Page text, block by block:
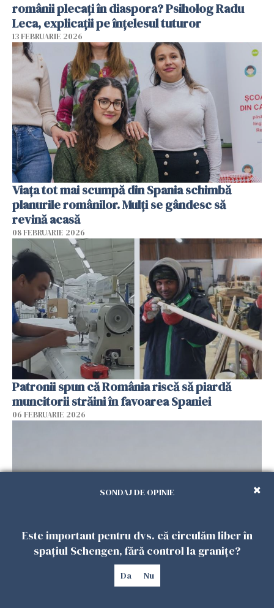
românii plecați în diaspora? Psiholog Radu
Leca, explicații pe înțelesul tuturor
13 FEBRUARIE 2026
Viața tot mai scumpă din Spania schimbă
planurile românilor. Mulți se gândesc să
revină acasă
08 FEBRUARIE 2026
Patronii spun că România riscă să piardă
muncitorii străini în favoarea Spaniei
06 FEBRUARIE 2026
Muncitori români exploatați de clanul „Muti”
în Spania: 17 arestări în urma unui raid al
SONDAJ DE OPINIE
Este important pentru dvs. că circulăm liber în
spațiul Schengen, fără control la granițe?
Da Nu